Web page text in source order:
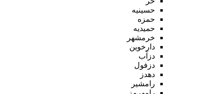
حسینیه
حمزه
حمیدیه
خرمشهر
دارخوین
دزآب
دزفول
دهدز
رامشیر